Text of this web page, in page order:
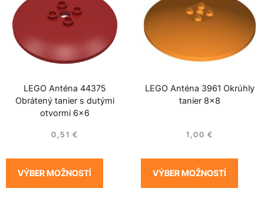
LEGO Anténa 44375
Obrátený tanier s dutými
otvormi 6×6
0,51 €
VÝBER MOŽNOSTÍ
LEGO Anténa 3961 Okrúhly
tanier 8×8
1,00 €
VÝBER MOŽNOSTÍ